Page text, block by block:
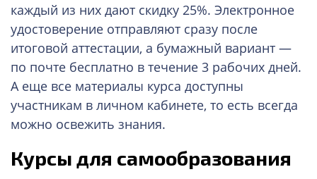
каждый из них дают скидку 25%. Электронное
удостоверение отправляют сразу после
итоговой аттестации, а бумажный вариант —
по почте бесплатно в течение 3 рабочих дней.
А еще все материалы курса доступны
участникам в личном кабинете, то есть всегда
можно освежить знания.
Курсы для самообразования